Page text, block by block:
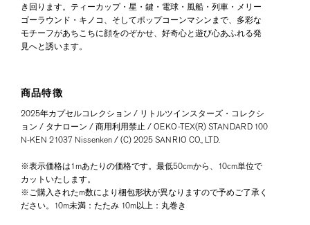
き回ります。ティーカップ・星・鍵・電球・風船・列車・メリー
ゴーラウンド・キノコ、そしてポップコーンマシンまで、多彩な
モチーフがあちこちに顔をのぞかせ、好奇心と遊び心あふれる発
見へと誘います。
商品特徴
2025年カプセルコレクション / リトルツインスターズ・コレクシ
ョン / タナローン / 商用利用禁止 / OEKO-TEX(R) STANDARD 100
N-KEN 21037 Nissenken / (C) 2025 SANRIO CO., LTD.
※表示価格は1mあたりの価格です。最低50cmから、10cm単位で
カットいたします。
※ご購入されたm数により梱包形状が異なりますので予めご了承く
ださい。10m未満：たたみ 10m以上：丸巻き